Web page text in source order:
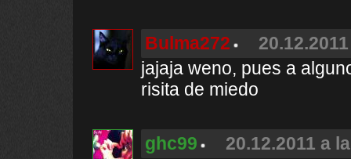
Bulma272
jajaja weno, pues a
risita de miedo
ghc99
20.12.2011 a